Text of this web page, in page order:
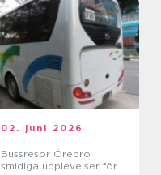
02. juni 2026
Bussresor Örebro
smidiga upplevelser för